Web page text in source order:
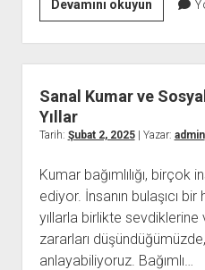
Devamını okuyun
Kumarın
Çocuklar
Zararları
Sanal Kumar ve
Yıllar
Tarih: Şubat 2, 2025| Yazar: admin
Kumar bağımlılığı, birçok
ediyor. İnsanın bulaşıcı
yıllarla birlikte
zararları
anlayabiliyoruz. Bağımlı…